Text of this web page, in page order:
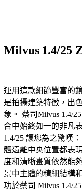
Milvus 1.4/25
運用這款細節豐富的
是拍攝建築特徵，出
象。 蔡司Milvus 1.4/
合中始終如一的非凡
1.4/25 讓您為之驚嘆
體遠離中央位置都表
度和清晰畫質依然能
景中主體的精細結構
功於蔡司 Milvus 1.4/